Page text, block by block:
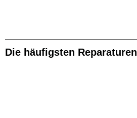
Die häufigsten Reparaturen